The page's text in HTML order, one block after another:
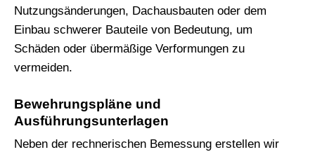
Nutzungsänderungen, Dachausbauten oder dem
Einbau schwerer Bauteile von Bedeutung, um
Schäden oder übermäßige Verformungen zu
vermeiden.
Bewehrungspläne und
Ausführungsunterlagen
Neben der rechnerischen Bemessung erstellen wir